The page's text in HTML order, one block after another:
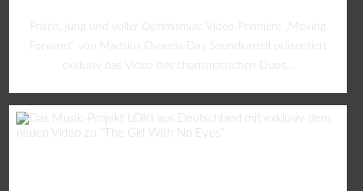
Frisch, jung und voller Optimismus: Video-Premiere „Moving
Forward“ von Madsius Ovanda Das Soundkartell präsentiert
exklusiv das Video des charismatischen Duos...